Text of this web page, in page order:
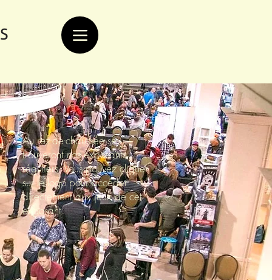
Au rez-de-chaussée se
trouveront nos exposants
réguliers. Vous pouvez cliquer
sur le logo pour accéder
directement aux jeux de cet
exposant.